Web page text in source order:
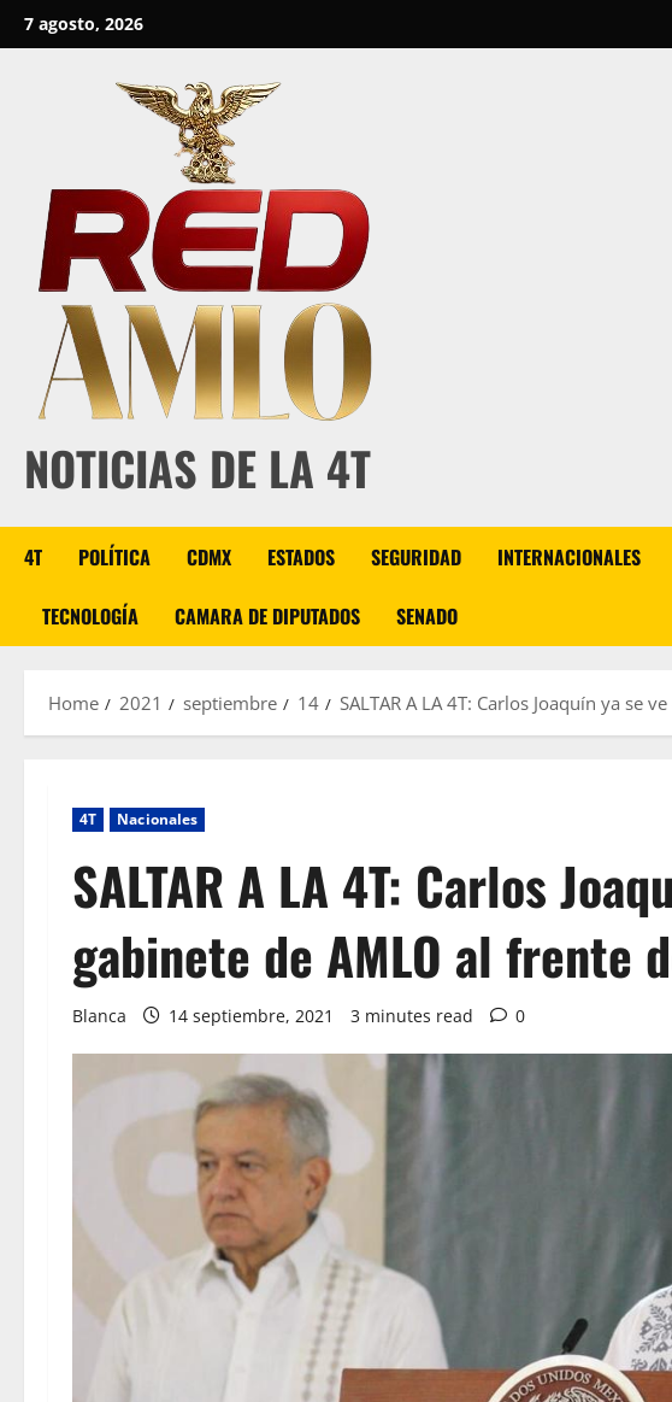
Skip
to
7 agosto, 2026
NOTICIAS DE LA 4T
4T POLÍTICA CDMX ESTADOS SEGURIDAD INTERNACIONALES
TECNOLOGÍA CAMARA DE DIPUTADOS SENADO
Home 2021 septiembre 14 SALTAR A LA 4T: Carlos Joaquín ya se
4T Nacionales
SALTAR A LA 4T: Carlos
gabinete de AMLO al frente
Blanca 14 septiembre, 2021 3 minutes read 0